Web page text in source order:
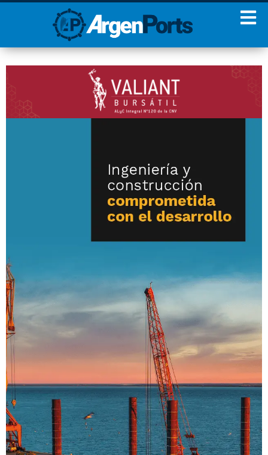
¡Sumate a nuestro
Newsletter!
Nombre Apellidos
Estoy de acuerdo con las
condiciones y políticas de